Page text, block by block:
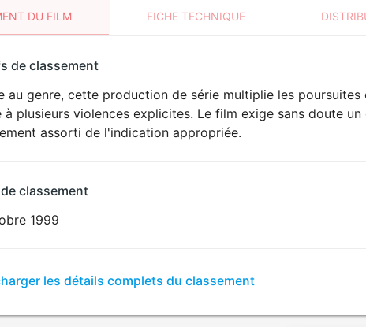
DU FILM FICHE TECHNIQUE
VIOLENCE
de classement
au genre, cette production de série multiplie les
à plusieurs violences explicites. Le film exige sans doute
assorti de l'indication appropriée.
classement
1999
les détails complets du classement